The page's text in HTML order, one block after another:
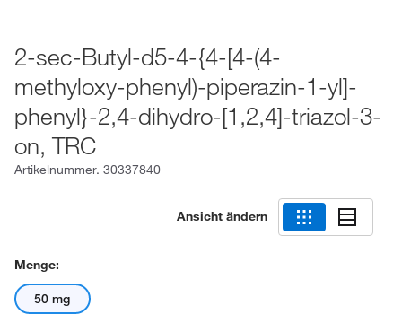
2-sec-Butyl-d5-4-{4-[4-(4-
methyloxy-phenyl)-piperazin-1-yl]-
phenyl}-2,4-dihydro-[1,2,4]-triazol-3-
on, TRC
Artikelnummer. 30337840
Ansicht ändern
Menge:
50 mg